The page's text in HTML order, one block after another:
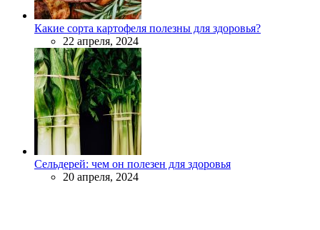
Какие сорта картофеля полезны для здоровья?
22 апреля, 2024
Сельдерей: чем он полезен для здоровья
20 апреля, 2024